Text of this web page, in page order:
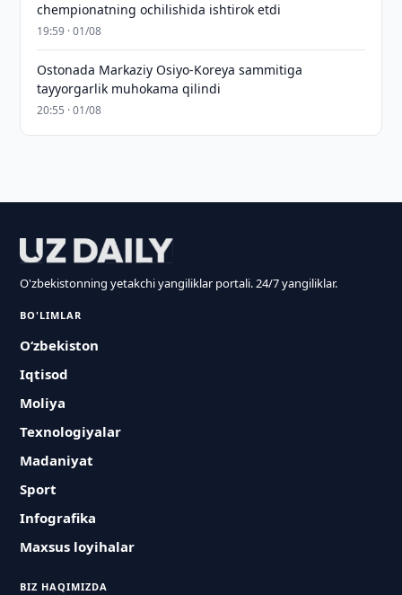
chempionatning ochilishida ishtirok etdi
19:59 · 01/08
Ostonada Markaziy Osiyo-Koreya sammitiga
tayyorgarlik muhokama qilindi
20:55 · 01/08
O'zbekistonning yetakchi yangiliklar portali. 24/7 yangiliklar.
BO'LIMLAR
O‘zbekiston
Iqtisod
Moliya
Texnologiyalar
Madaniyat
Sport
Infografika
Maxsus loyihalar
BIZ HAQIMIZDA